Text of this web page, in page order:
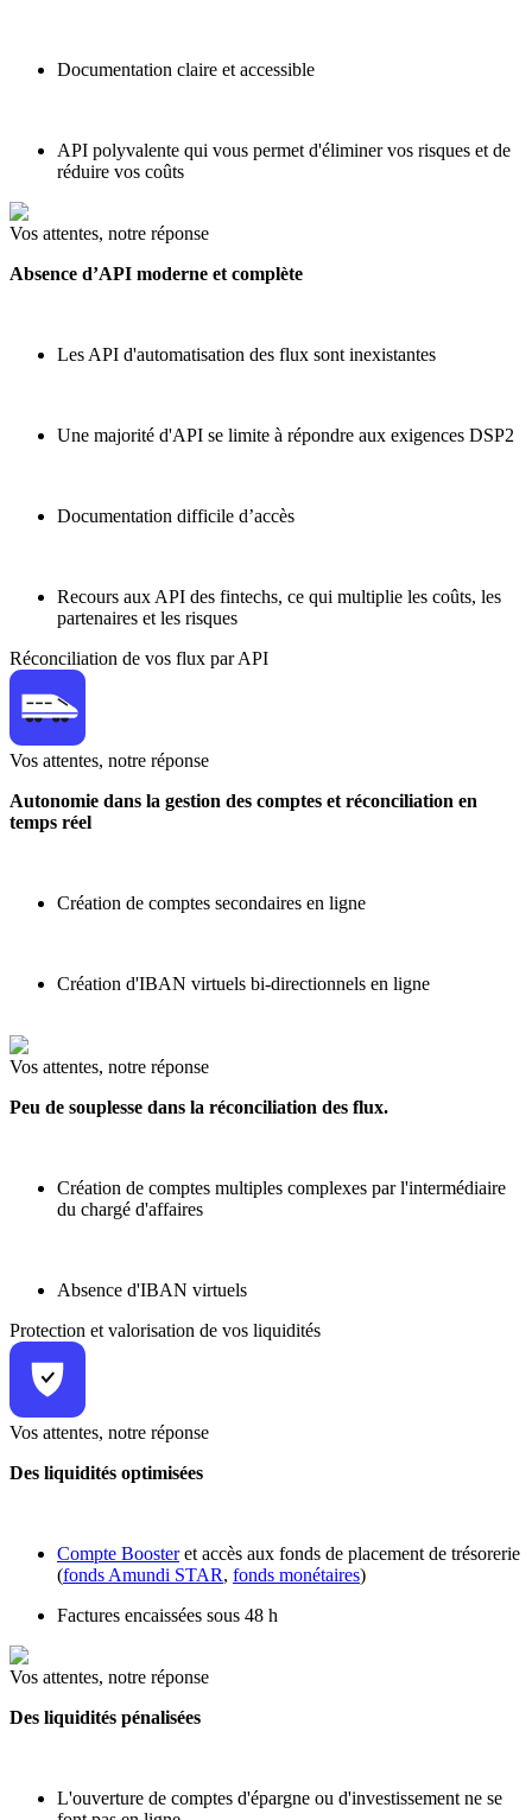
Documentation claire et accessible
API polyvalente qui vous permet d'éliminer vos risques et de
réduire vos coûts
Vos attentes, notre réponse
Absence d’API moderne et complète
Les API d'automatisation des flux sont inexistantes
Une majorité d'API se limite à répondre aux exigences DSP2
Documentation difficile d’accès
Recours aux API des fintechs, ce qui multiplie les coûts, les
partenaires et les risques
Réconciliation de vos flux par API
Vos attentes, notre réponse
Autonomie dans la gestion des comptes et réconciliation en
temps réel
Création de comptes secondaires en ligne
Création d'IBAN virtuels bi-directionnels en ligne
Vos attentes, notre réponse
Peu de souplesse dans la réconciliation des flux.
Création de comptes multiples complexes par l'intermédiaire
du chargé d'affaires
Absence d'IBAN virtuels
Protection et valorisation de vos liquidités
Vos attentes, notre réponse
Des liquidités optimisées
Compte Boosteret accès aux fonds de placement de trésorerie
(fonds Amundi STAR, fonds monétaires)
Factures encaissées sous 48 h
Vos attentes, notre réponse
Des liquidités pénalisées
L'ouverture de comptes d'épargne ou d'investissement ne se